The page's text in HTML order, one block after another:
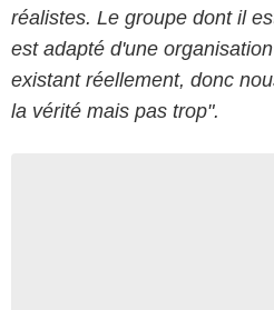
réalistes. Le groupe dont il
est adapté d'une
existant réellement, donc
la vérité mais pas trop".